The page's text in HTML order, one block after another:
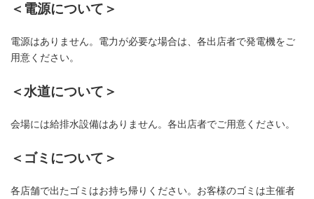
＜電源について＞
電源はありません。電力が必要な場合は、 各出店者で発電機をご
用意ください。
＜水道について＞
会場には給排水設備はありません。各出店者でご用意ください。
＜ゴミについて＞
各店舗で出たゴミはお持ち帰りください。 お客様のゴミは主催者